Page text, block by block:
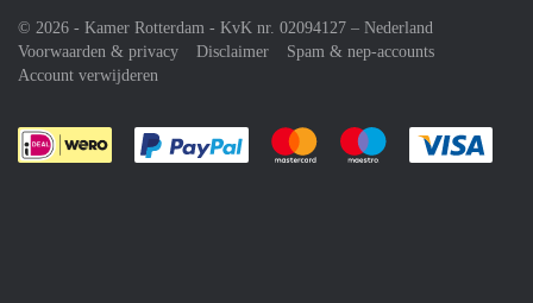
© 2026 - Kamer Rotterdam - KvK nr. 02094127 – Nederland
Voorwaarden & privacy
Disclaimer
Spam & nep-accounts
Account verwijderen
Je rekent gemakkelijk af met Paypal
Je rekent gemakkelijk af met
Je rekent